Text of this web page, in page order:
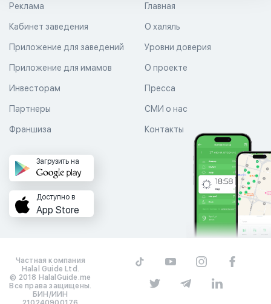
Главная
О халяль
Уровни доверия
Реклама
Кабинет заведения
Приложение для заведений
Приложение для имамов О проекте
Пресса
СМИ о нас
Контакты
Инвесторам
Партнеры
Франшиза
Загрузить на
Доступно в
App Store
Частная компания
Halal Guide Ltd.
© 2018 HalalGuide.me
Все права защищены.
БИН/ИИН